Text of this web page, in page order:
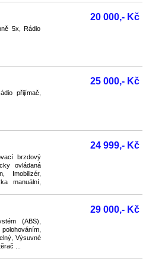
20 000,- Kč
5x, Rádio
25 000,- Kč
přijímač,
24 999,- Kč
brzdový
ovládaná
Imobilizér,
manuální,
29 000,- Kč
(ABS),
Výsuvné
...